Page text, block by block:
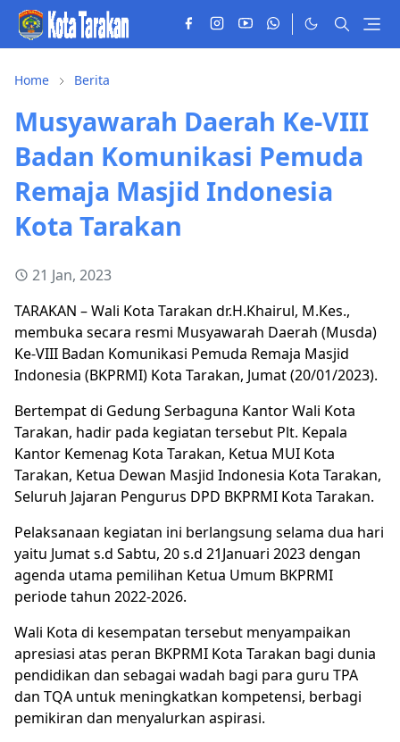
Home Berita
Musyawarah Daerah Ke-VIII
Badan Komunikasi Pemuda
Remaja Masjid Indonesia
Kota Tarakan
21 Jan, 2023
TARAKAN – Wali Kota Tarakan dr.H.Khairul, M.Kes.,
membuka secara resmi Musyawarah Daerah (Musda)
Ke-VIII Badan Komunikasi Pemuda Remaja Masjid
Indonesia (BKPRMI) Kota Tarakan, Jumat (20/01/2023).
Bertempat di Gedung Serbaguna Kantor Wali Kota
Tarakan, hadir pada kegiatan tersebut Plt. Kepala
Kantor Kemenag Kota Tarakan, Ketua MUI Kota
Tarakan, Ketua Dewan Masjid Indonesia Kota Tarakan,
Seluruh Jajaran Pengurus DPD BKPRMI Kota Tarakan.
Pelaksanaan kegiatan ini berlangsung selama dua hari
yaitu Jumat s.d Sabtu, 20 s.d 21Januari 2023 dengan
agenda utama pemilihan Ketua Umum BKPRMI
periode tahun 2022-2026.
Wali Kota di kesempatan tersebut menyampaikan
apresiasi atas peran BKPRMI Kota Tarakan bagi dunia
pendidikan dan sebagai wadah bagi para guru TPA
dan TQA untuk meningkatkan kompetensi, berbagi
pemikiran dan menyalurkan aspirasi.